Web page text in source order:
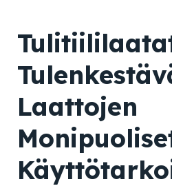
Laattojen